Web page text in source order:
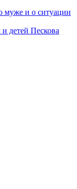
муже и о ситуации
детей Пескова